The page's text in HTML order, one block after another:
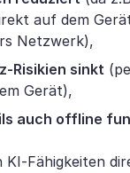
auf dem
Netzwerk),
Risikien sinkt
Gerät),
auch offline
Fähigkeiten